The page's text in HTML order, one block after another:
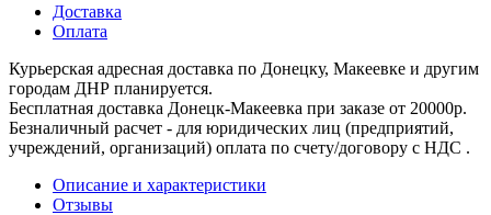
Доставка
Оплата
Курьерская адресная доставка по Донецку, Макеевке и другим
городам ДНР планируется.
Бесплатная доставка Донецк-Макеевка при заказе от 20000р.
Безналичный расчет - для юридических лиц (предприятий,
учреждений, организаций) оплата по счету/договору с НДС .
Описание и характеристики
Отзывы